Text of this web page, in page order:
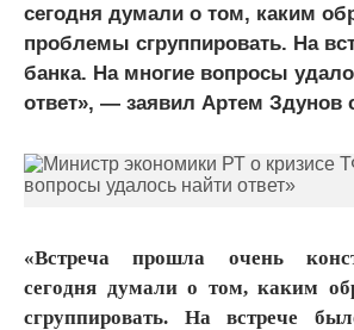
сегодня думали о том, каким
проблемы сгруппировать. На
банка. На многие вопросы
ответ», — заявил Артем Здунов
«Встреча прошла очень
сегодня думали о том, каким
сгруппировать. На встрече